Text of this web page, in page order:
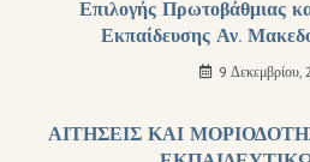
Επιλογής Πρωτοβάθμιας
Εκπαίδευσης Αν.
9 Δεκεμβρίου,
ΑΙΤΗΣΕΙΣ ΚΑΙ